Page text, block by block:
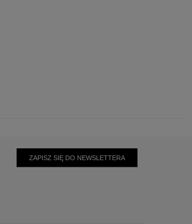
ZAPISZ SIĘ DO NEWSLETTERA